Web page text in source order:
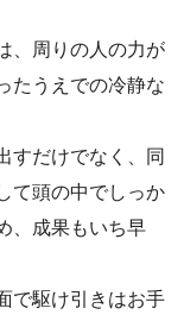
、周りの人の力が
たうえでの冷静な
すだけでなく、同
て頭の中でしっか
、成果もいち早
で駆け引きはお手